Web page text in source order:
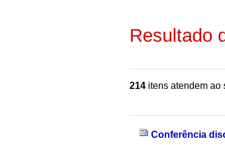
Resultado
214 itens atendem ao
Conferência